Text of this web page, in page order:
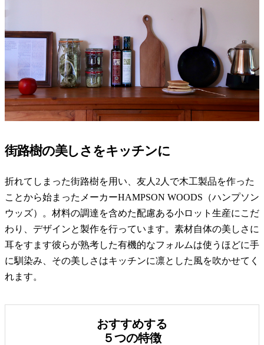
街路樹の美しさをキッチンに
折れてしまった街路樹を用い、友人2人で木工製品を作った
ことから始まったメーカーHAMPSON WOODS（ハンプソン
ウッズ）。材料の調達を含めた配慮ある小ロット生産にこだ
わり、デザインと製作を行っています。素材自体の美しさに
耳をすます彼らが熟考した有機的なフォルムは使うほどに手
に馴染み、その美しさはキッチンに凛とした風を吹かせてく
れます。
おすすめする
５つの特徴